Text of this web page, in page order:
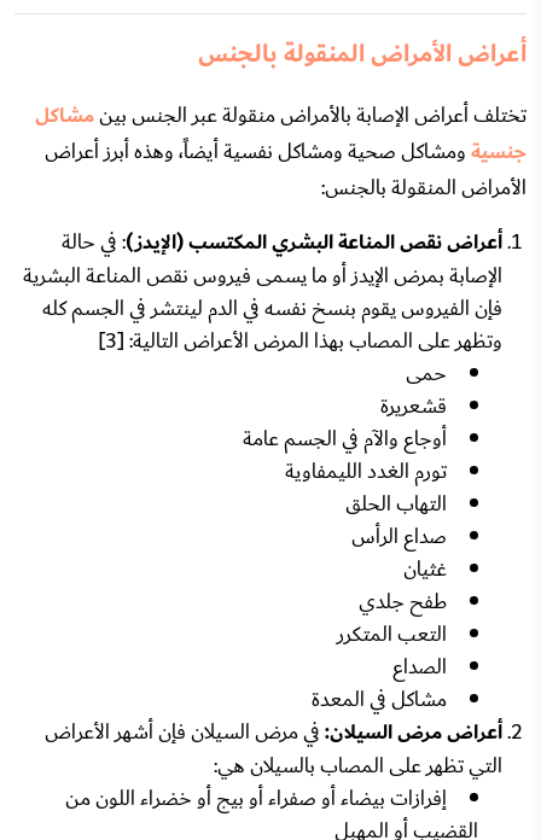
أعراض الأمراض المنقولة بالجنس
تختلف أعراض الإصابة بالأمراض منقولة عبر الجنس بينمشاكل
جنسيةومشاكل صحية ومشاكل نفسية أيضاً، وهذه أبرز أعراض
الأمراض المنقولة بالجنس:
أعراض نقص المناعة البشري المكتسب (الإيدز): في حالة
الإصابة بمرض الإيدز أو ما يسمى فيروس نقص المناعة البشرية
فإن الفيروس يقوم بنسخ نفسه في الدم لينتشر في الجسم كله
وتظهر على المصاب بهذا المرض الأعراض التالية: [3]
حمى
قشعريرة
أوجاع والآم في الجسم عامة
تورم الغدد الليمفاوية
التهاب الحلق
صداع الرأس
غثيان
طفح جلدي
التعب المتكرر
الصداع
مشاكل في المعدة
أعراض مرض السيلان:في مرض السيلان فإن أشهر الأعراض
التي تظهر على المصاب بالسيلان هي:
إفرازات بيضاء أو صفراء أو بيج أو خضراء اللون من
القضيب أو المهبل